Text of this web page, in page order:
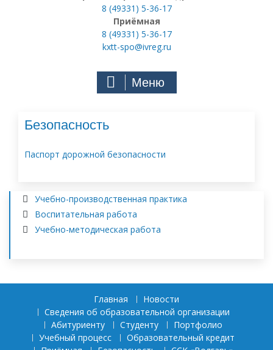
8 (49331) 5-36-17
Приёмная
8 (49331) 5-36-17
kxtt-spo@ivreg.ru
Меню
Безопасность
Паспорт дорожной безопасности
Учебно-производственная практика
Воспитательная работа
Учебно-методическая работа
Главная
Новости
Сведения об образовательной организации
Абитуриенту
Студенту
Портфолио
Учебный процесс
Образовательный кредит